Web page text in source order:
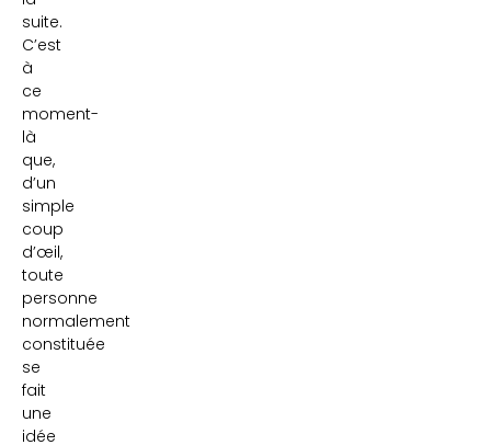
suite.
C’est
à
ce
moment-
là
que,
d’un
simple
coup
d’œil,
toute
personne
normalement
constituée
se
fait
une
idée